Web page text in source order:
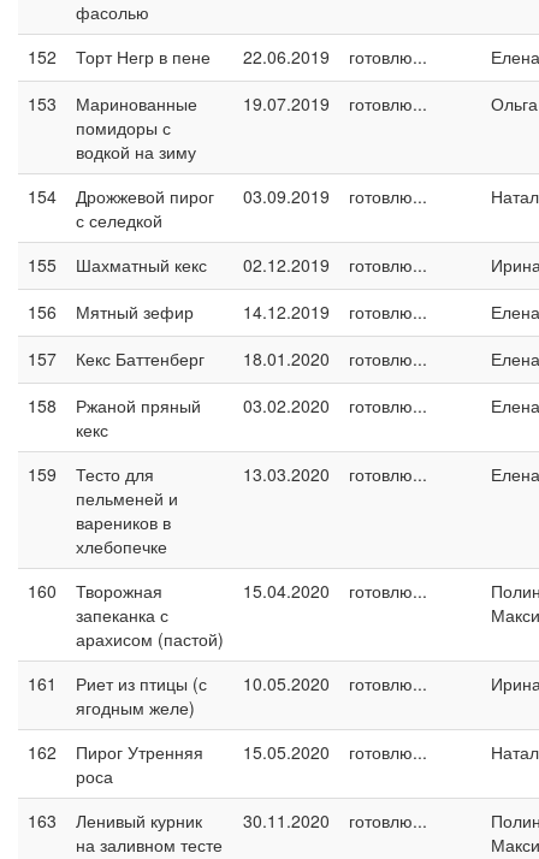
фасолью
152
Торт Негр в пене 22.06.2019 готовлю...
153
Маринованные
помидоры с
водкой на зиму
19.07.2019 готовлю... Ольга
154
Дрожжевой пирог
с селедкой
03.09.2019 готовлю...
155 Шахматный кекс 02.12.2019 готовлю...
156
Мятный зефир 14.12.2019 готовлю...
157
Кекс Баттенберг 18.01.2020 готовлю...
158
Ржаной пряный
кекс
03.02.2020 готовлю...
159
Тесто для
пельменей и
вареников в
хлебопечке
13.03.2020 готовлю...
160
Творожная
запеканка с
арахисом (пастой)
15.04.2020 готовлю...
161
Риет из птицы (с
ягодным желе)
10.05.2020 готовлю...
162
Пирог Утренняя
роса
15.05.2020 готовлю...
163
Ленивый курник
на заливном тесте
30.11.2020 готовлю...